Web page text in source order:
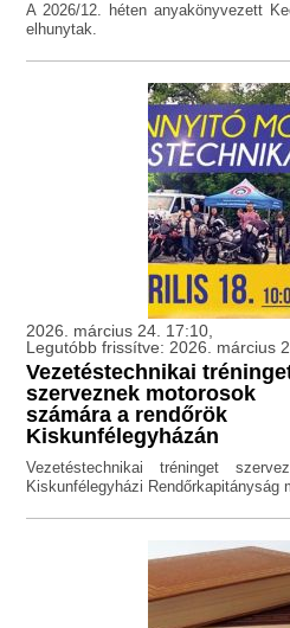
A 2026/12. héten anyakönyvezett
elhunytak.
2026. március 24. 17:10,
Legutóbb frissítve: 2026. március
Vezetéstechnikai
szerveznek motorosok
számára a rendőrök
Kiskunfélegyházán
Vezetéstechnikai tréninget
Kiskunfélegyházi Rendőrkapitányság